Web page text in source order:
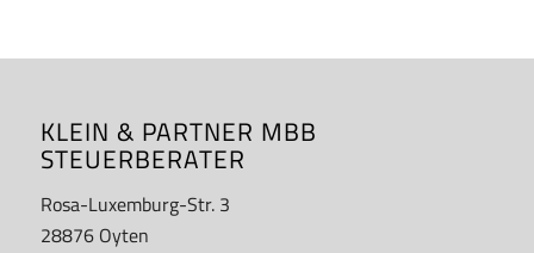
KLEIN & PARTNER MBB
STEUERBERATER
Rosa-Luxemburg-Str. 3
28876 Oyten